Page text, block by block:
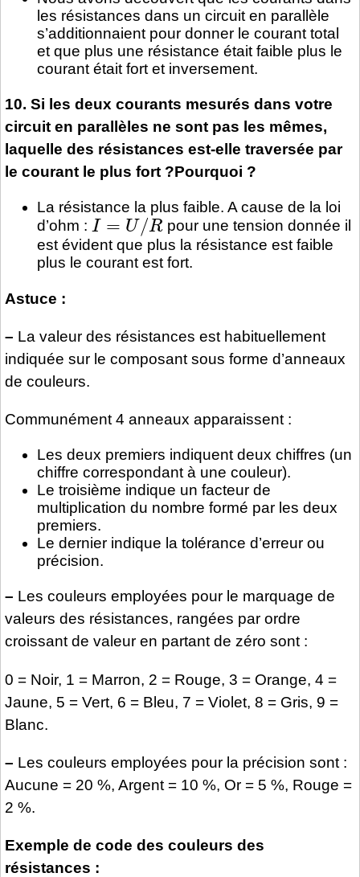
les résistances dans un circuit en parallèle
s’additionnaient pour donner le courant total
et que plus une résistance était faible plus le
courant était fort et inversement.
10. Si les deux courants mesurés dans votre
circuit en parallèles ne sont pas les mêmes,
laquelle des résistances est-elle traversée par
le courant le plus fort ?Pourquoi ?
La résistance la plus faible. A cause de la loi
d’ohm :
I=U/R
pour une tension donnée il
est évident que plus la résistance est faible
plus le courant est fort.
Astuce :
– La valeur des résistances est habituellement
indiquée sur le composant sous forme d’anneaux
de couleurs.
Communément 4 anneaux apparaissent :
Les deux premiers indiquent deux chiffres (un
chiffre correspondant à une couleur).
Le troisième indique un facteur de
multiplication du nombre formé par les deux
premiers.
Le dernier indique la tolérance d’erreur ou
précision.
– Les couleurs employées pour le marquage de
valeurs des résistances, rangées par ordre
croissant de valeur en partant de zéro sont :
0 = Noir, 1 = Marron, 2 = Rouge, 3 = Orange, 4 =
Jaune, 5 = Vert, 6 = Bleu, 7 = Violet, 8 = Gris, 9 =
Blanc.
– Les couleurs employées pour la précision sont :
Aucune = 20 %, Argent = 10 %, Or = 5 %, Rouge =
2 %.
Exemple de code des couleurs des
résistances :